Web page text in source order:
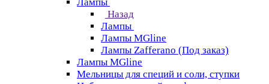
Назад
Лампы
Лампы MGline
Лампы Zafferano (Под заказ)
Лампы MGline
Мельницы для специй и соли, ступки